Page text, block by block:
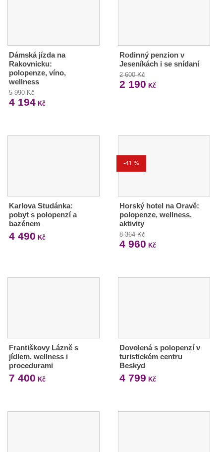
Dámská jízda na
Rakovnicku:
polopenze, víno,
wellness
5 990 Kč
4 194 Kč
Rodinný penzion v
Jeseníkách i se snídaní
2 600 Kč
2 190 Kč
Karlova Studánka:
pobyt s polopenzí a
bazénem
4 490 Kč
-41 %
Horský hotel na Oravě:
polopenze, wellness,
aktivity
8 364 Kč
4 960 Kč
Františkovy Lázně s
jídlem, wellness i
procedurami
7 400 Kč
Dovolená s polopenzí v
turistickém centru
Beskyd
4 799 Kč